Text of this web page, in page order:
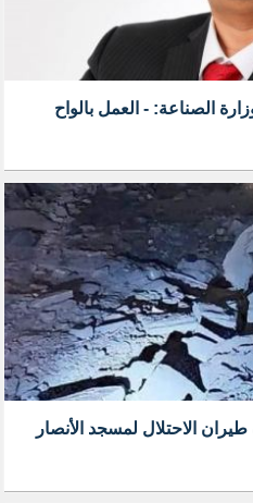
الصناعة: - العمل بالواح
الاحتلال لمسجد الأنصار